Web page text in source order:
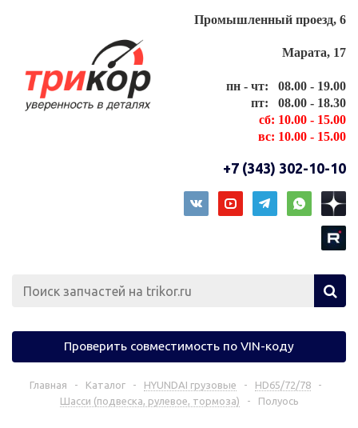
Промышленный проезд, 6
Марата, 17
пн - чт: 08.00 - 19.00
пт: 08.00 - 18.30
сб: 10.00 - 15.00
вс: 10.00 - 15.00
+7 (343) 302-10-10
Проверить совместимость по VIN-коду
Главная - Каталог - HYUNDAI грузовые - HD65/72/78
-
Шасси (подвеска, рулевое, тормоза)
- Полуось